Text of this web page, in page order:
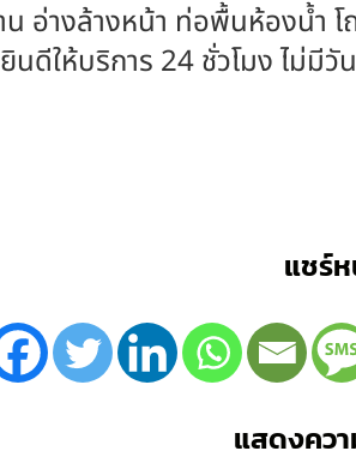
อ่างล้างหน้า ท่อพื้นห้องน้ำ
ดีให้บริการ 24 ชั่วโมง ไม่มีวั
แชร์
แสดงคว